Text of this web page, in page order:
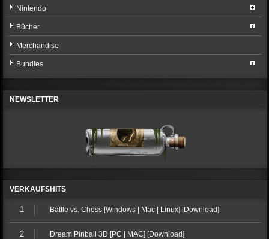
Nintendo
Bücher
Merchandise
Bundles
NEWSLETTER
VERKAUFSHITS
1 Battle vs. Chess [Windows | Mac | Linux] [Download]
2 Dream Pinball 3D [PC | MAC] [Download]